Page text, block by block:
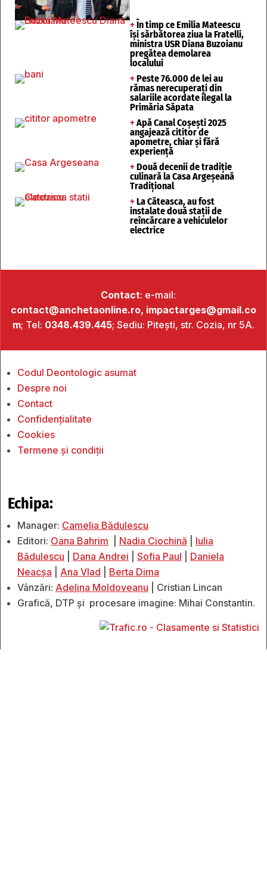
+ În timp ce Emilia Mateescu
își sărbătorea ziua la Fratelli,
ministra USR Diana Buzoianu
pregătea demolarea
localului
+ Peste 76.000 de lei au
rămas nerecuperați din
salariile acordate ilegal la
Primăria Săpata
+ Apă Canal Coșești 2025
angajează cititor de
apometre, chiar și fără
experiență
+ Două decenii de tradiție
culinară la Casa Argeșeană
Tradițional
+ La Căteasca, au fost
instalate două stații de
reîncărcare a vehiculelor
electrice
Contact: e-mail:
contact@anchetaonline.ro, impactarges@gmail.co
m; Tel: 0348.439.445; Sediu: Pitești, str. Cozia, nr 5A.
Codul Deontologic asumat
Despre noi
Contact
Confidențialitate
Cookies
Termene și condiții
Echipa:
Manager: Camelia Bădulescu
Editori: Oana Bahrim Nadia Ciochină
Iulia
Bădulescu
Dana Andrei Sofia Paul
Daniela
Neacșa
Ana Vlad
Berta Dima
Vânzări: Adelina Moldoveanu | Cristian Lincan
Grafică, DTP și procesare imagine: Mihai Constantin.